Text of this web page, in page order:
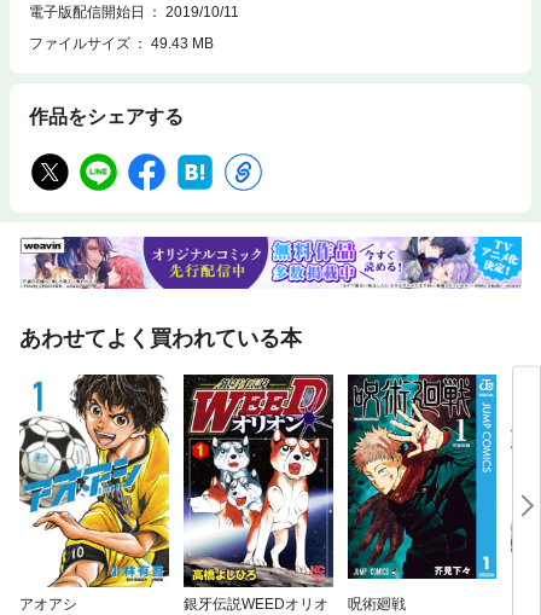
電子版配信開始日
2019/10/11
ファイルサイズ
49.43 MB
作品をシェアする
あわせてよく買われている本
アオアシ
銀牙伝説WEEDオリオ
呪術廻戦